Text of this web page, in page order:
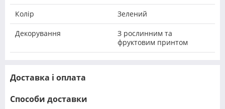
Колір Зелений
Декорування
З рослинним та
фруктовим принтом
Доставка і оплата
Способи доставки